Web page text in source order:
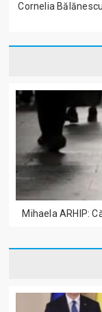
Cornelia
Mihaela ARHIP: